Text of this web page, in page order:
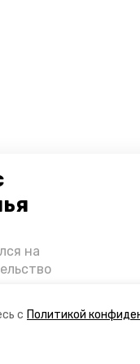
с Политикой
на
о